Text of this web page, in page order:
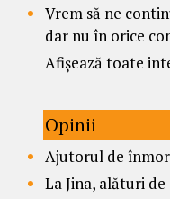
Vrem să ne
dar nu în orice
Afișează toate
Opinii
Ajutorul de
La Jina, alături